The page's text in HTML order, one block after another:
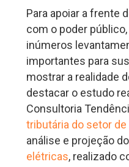
Para apoiar a frente
com o poder
inúmeros
importantes para
mostrar a realidade
destacar o estudo
Consultoria
tributária do setor
análise e projeção do
elétricas, realizado